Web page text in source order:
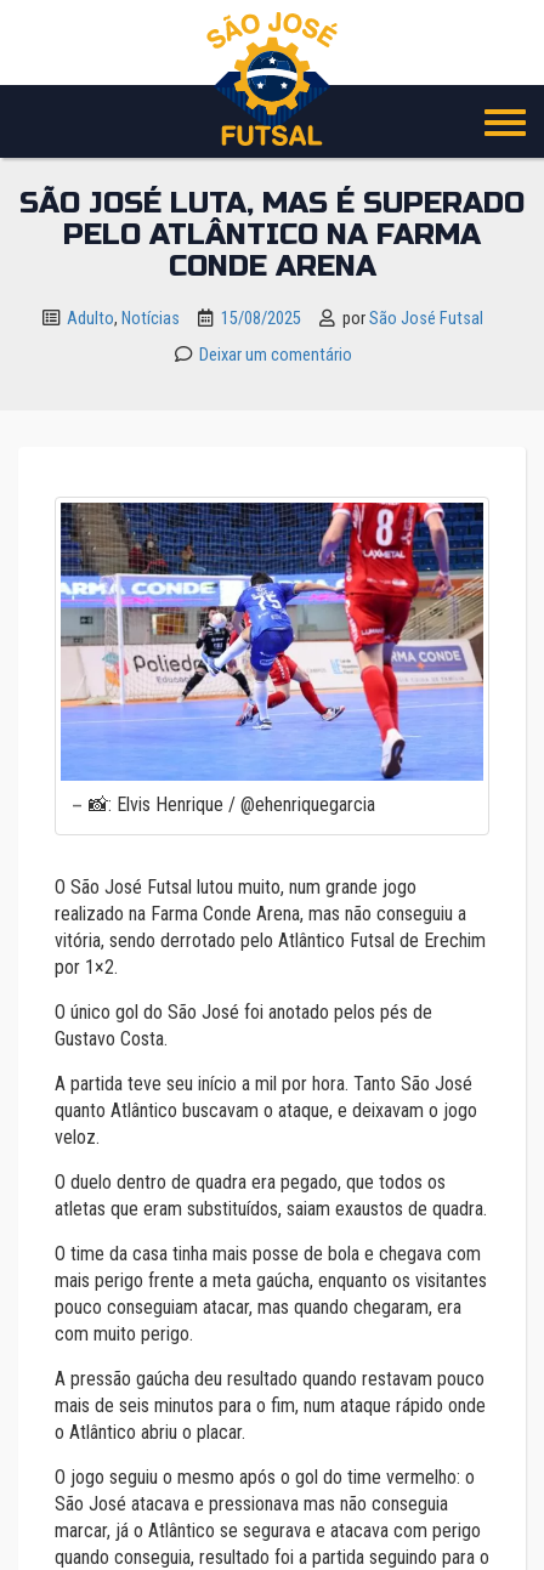
o
SÃO JOSÉ LUTA, MAS É SUPERADO
PELO ATLÂNTICO NA FARMA
CONDE ARENA
Adulto, Notícias 15/08/2025 porSão José Futsal
Deixar um comentário
📸: Elvis Henrique / @ehenriquegarcia
O São José Futsal lutou muito, num grande jogo
realizado na Farma Conde Arena, mas não conseguiu a
vitória, sendo derrotado pelo Atlântico Futsal de Erechim
por 1×2.
O único gol do São José foi anotado pelos pés de
Gustavo Costa.
A partida teve seu início a mil por hora. Tanto São José
quanto Atlântico buscavam o ataque, e deixavam o jogo
veloz.
O duelo dentro de quadra era pegado, que todos os
atletas que eram substituídos, saiam exaustos de quadra.
O time da casa tinha mais posse de bola e chegava com
mais perigo frente a meta gaúcha, enquanto os visitantes
pouco conseguiam atacar, mas quando chegaram, era
com muito perigo.
A pressão gaúcha deu resultado quando restavam pouco
mais de seis minutos para o fim, num ataque rápido onde
o Atlântico abriu o placar.
O jogo seguiu o mesmo após o gol do time vermelho: o
São José atacava e pressionava mas não conseguia
marcar, já o Atlântico se segurava e atacava com perigo
quando conseguia, resultado foi a partida seguindo para o